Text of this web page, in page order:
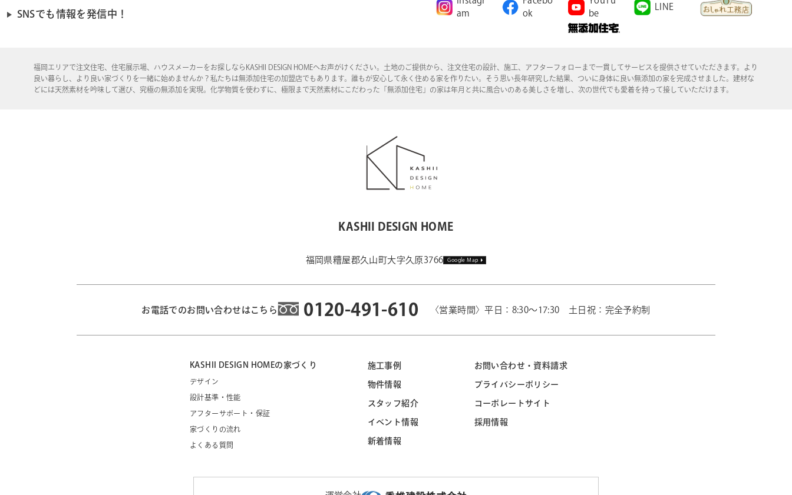
SNSでも情報を発信中！
am
ok
be
LINE
福岡エリアで注文住宅、住宅展示場、ハウスメーカーをお探しならKASHII DESIGN HOMEへお声がけください。土地のご提供から、注文住宅の設計、施工、アフターフォローまで一貫してサービスを提供させていただきます。より
良い暮らし、より良い家づくりを一緒に始めませんか？私たちは無添加住宅の加盟店でもあります。誰もが安心して永く住める家を作りたい。そう思い長年研究した結果、ついに身体に良い無添加の家を完成させました。建材な
どには天然素材を吟味して選び、究極の無添加を実現。化学物質を使わずに、極限まで天然素材にこだわった「無添加住宅」の家は年月と共に風合いのある美しさを増し、次の世代でも愛着を持って接していただけます。
KASHII DESIGN HOME
福岡県糟屋郡久山町大字久原3766 Google Map
お電話でのお問い合わせはこちら 0120-491-610 〈営業時間〉平日：8:30～17:30 土日祝：完全予約制
KASHII DESIGN HOMEの家づくり
デザイン
設計基準・性能
アフターサポート・保証
家づくりの流れ
よくある質問
施工事例
物件情報
スタッフ紹介
イベント情報
新着情報
お問い合わせ・資料請求
プライバシーポリシー
コーポレートサイト
採用情報